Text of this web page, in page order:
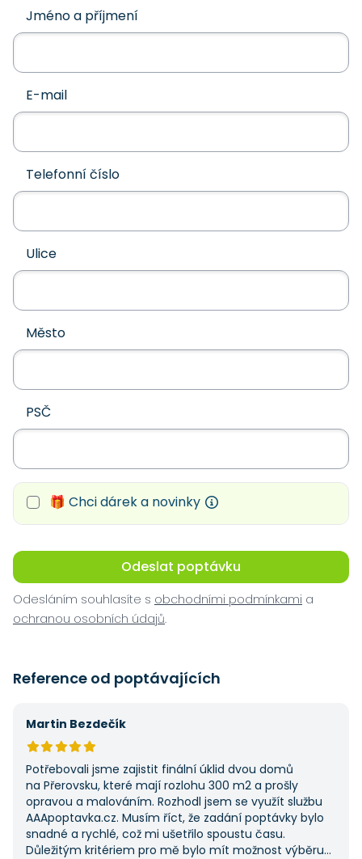
Jméno a příjmení
E-mail
Telefonní číslo
Ulice
Město
PSČ
🎁 Chci dárek a novinky
Odeslat poptávku
Odesláním souhlasíte s obchodními podmínkami a
ochranou osobních údajů.
Reference od poptávajících
Martin Bezdečík
Potřebovali jsme zajistit finální úklid dvou domů
na Přerovsku, které mají rozlohu 300 m2 a prošly
opravou a malováním. Rozhodl jsem se využít službu
AAApoptavka.cz. Musím říct, že zadání poptávky bylo
snadné a rychlé, což mi ušetřilo spoustu času.
Důležitým kritériem pro mě bylo mít možnost výběru